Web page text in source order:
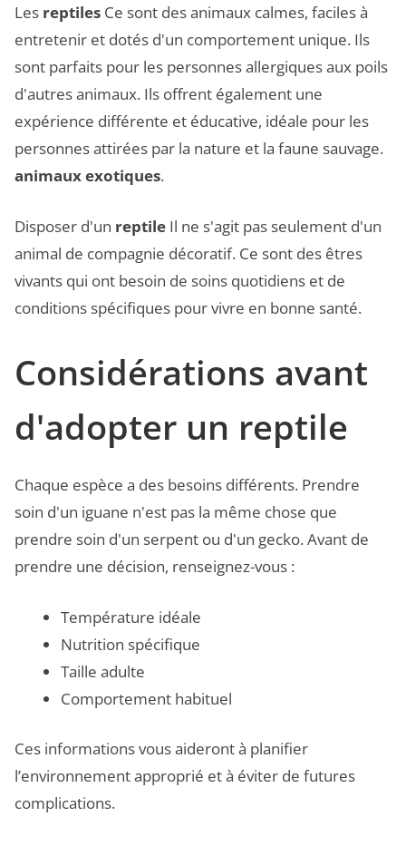
Les reptiles Ce sont des animaux calmes, faciles à
entretenir et dotés d'un comportement unique. Ils
sont parfaits pour les personnes allergiques aux poils
d'autres animaux. Ils offrent également une
expérience différente et éducative, idéale pour les
personnes attirées par la nature et la faune sauvage.
animaux exotiques.
Disposer d'un reptile Il ne s'agit pas seulement d'un
animal de compagnie décoratif. Ce sont des êtres
vivants qui ont besoin de soins quotidiens et de
conditions spécifiques pour vivre en bonne santé.
Considérations avant
d'adopter un reptile
Chaque espèce a des besoins différents. Prendre
soin d'un iguane n'est pas la même chose que
prendre soin d'un serpent ou d'un gecko. Avant de
prendre une décision, renseignez-vous :
Température idéale
Nutrition spécifique
Taille adulte
Comportement habituel
Ces informations vous aideront à planifier
l’environnement approprié et à éviter de futures
complications.